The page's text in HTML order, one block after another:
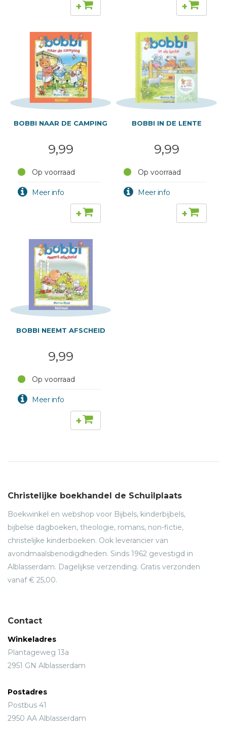
+ +
BOBBI NAAR DE CAMPING
9,99
Op voorraad
+
BOBBI IN DE LENTE
9,99
Op voorraad
+
BOBBI NEEMT AFSCHEID
9,99
Op voorraad
+
Christelijke boekhandel de Schuilplaats
Boekwinkel en webshop voor Bijbels, kinderbijbels,
bijbelse dagboeken, theologie, romans, non-fictie,
christelijke kinderboeken. Ook leverancier van
avondmaalsbenodigdheden. Sinds 1962 gevestigd in
Alblasserdam. Dagelijkse verzending. Gratis verzonden
vanaf € 25,00.
Contact
Winkeladres
Plantageweg 13a
2951 GN Alblasserdam
Postadres
Postbus 41
2950 AA Alblasserdam